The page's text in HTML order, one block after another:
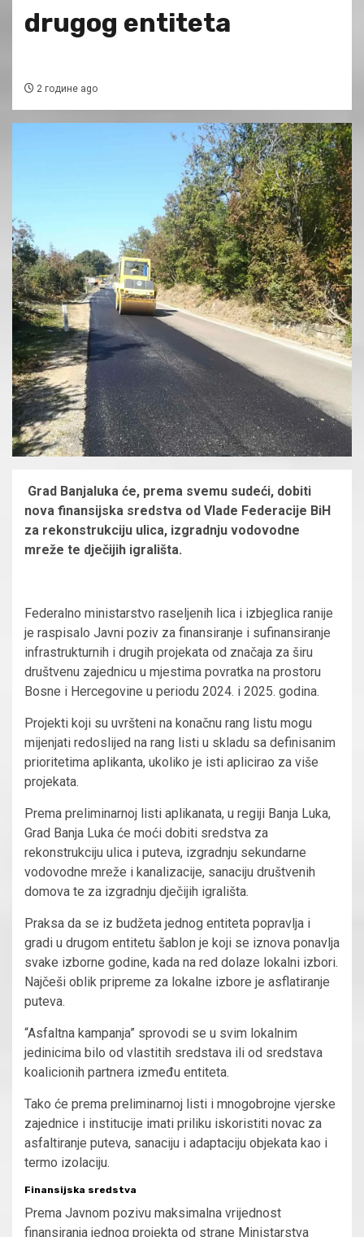
drugog entiteta
2 године ago
Grad Banjaluka će, prema svemu sudeći, dobiti
nova finansijska sredstva od Vlade Federacije BiH
za rekonstrukciju ulica, izgradnju vodovodne
mreže te dječijih igrališta.
Federalno ministarstvo raseljenih lica i izbjeglica ranije
je raspisalo Javni poziv za finansiranje i sufinansiranje
infrastrukturnih i drugih projekata od značaja za širu
društvenu zajednicu u mjestima povratka na prostoru
Bosne i Hercegovine u periodu 2024. i 2025. godina.
Projekti koji su uvršteni na konačnu rang listu mogu
mijenjati redoslijed na rang listi u skladu sa definisanim
prioritetima aplikanta, ukoliko je isti aplicirao za više
projekata.
Prema preliminarnoj listi aplikanata, u regiji Banja Luka,
Grad Banja Luka će moći dobiti sredstva za
rekonstrukciju ulica i puteva, izgradnju sekundarne
vodovodne mreže i kanalizacije, sanaciju društvenih
domova te za izgradnju dječijih igrališta.
Praksa da se iz budžeta jednog entiteta popravlja i
gradi u drugom entitetu šablon je koji se iznova ponavlja
svake izborne godine, kada na red dolaze lokalni izbori.
Najčeši oblik pripreme za lokalne izbore je asflatiranje
puteva.
“Asfaltna kampanja” sprovodi se u svim lokalnim
jedinicima bilo od vlastitih sredstava ili od sredstava
koalicionih partnera između entiteta.
Tako će prema preliminarnoj listi i mnogobrojne vjerske
zajednice i institucije imati priliku iskoristiti novac za
asfaltiranje puteva, sanaciju i adaptaciju objekata kao i
termo izolaciju.
Finansijska sredstva
Prema Javnom pozivu maksimalna vrijednost
finansiranja jednog projekta od strane Ministarstva